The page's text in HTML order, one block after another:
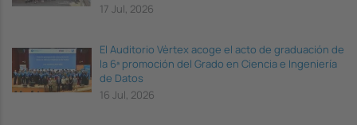
17 Jul, 2026
El Auditorio Vèrtex acoge el acto de graduación de
la 6ª promoción del Grado en Ciencia e Ingeniería
de Datos
16 Jul, 2026